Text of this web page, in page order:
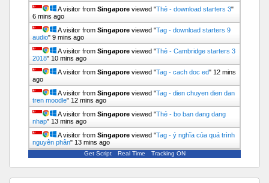
A visitor from Singapore viewed "Thẻ - download starters 3"
6 mins ago
A visitor from Singapore viewed "Tag - download starters 9
audio" 9 mins ago
A visitor from Singapore viewed "Thẻ - Cambridge starters 3
2018" 10 mins ago
A visitor from Singapore viewed "Tag - cach doc ed" 12 mins
ago
A visitor from Singapore viewed "Tag - dien chuyen dien dan
tren moodle" 12 mins ago
A visitor from Singapore viewed "Thẻ - bo ban dang dang
nhap" 13 mins ago
A visitor from Singapore viewed "Tag - ý nghĩa của quá trình
nguyên phân" 13 mins ago
Get Script Real Time Tracking ON